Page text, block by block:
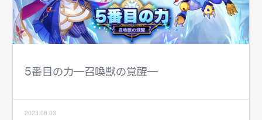
5番目の力―召喚獣の覚醒―
2023.08.03